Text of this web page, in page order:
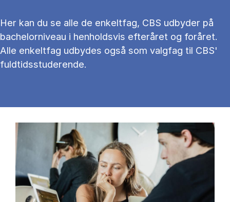
Her kan du se alle de enkeltfag, CBS udbyder på
bachelorniveau i henholdsvis efteråret og foråret.
Alle enkeltfag udbydes også som valgfag til CBS'
fuldtidsstuderende.